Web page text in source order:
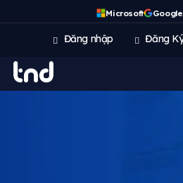
Microsoft Google
Đăng nhập Đăng